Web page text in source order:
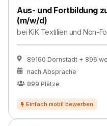
Aus- und Fortbildung
(m/w/d)
beiKiK Textilien und Non-
89160 Dornstadt + 896
nach Absprache
899 Plätze